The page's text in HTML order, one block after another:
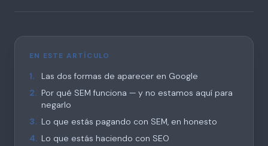
EN ESTE ARTÍCULO
1.
Las dos formas de aparecer en Google
2. Por qué SEM funciona — y no estamos aquí para
negarlo
3. Lo que estás pagando con SEM, en honesto
4. Lo que estás haciendo con SEO